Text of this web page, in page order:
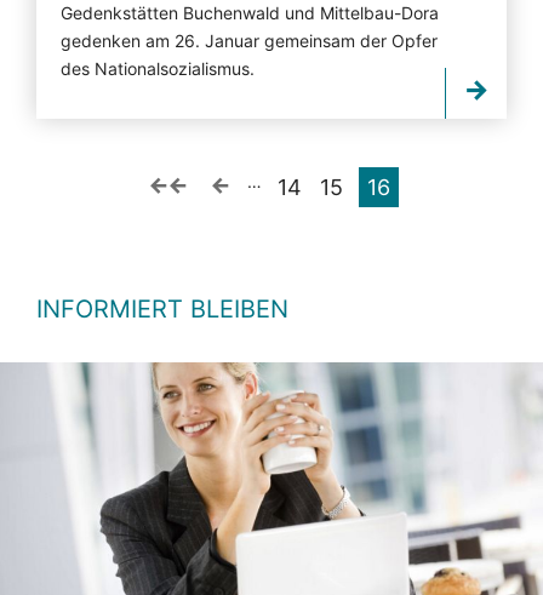
Gedenkstätten Buchenwald und Mittelbau-Dora
gedenken am 26. Januar gemeinsam der Opfer
des Nationalsozialismus.
… 14 15 16
INFORMIERT BLEIBEN